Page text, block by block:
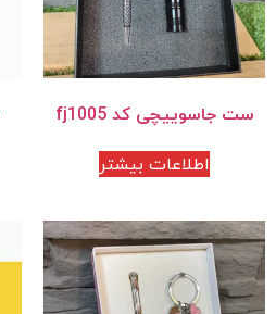
ست جاسوییچی کد fj1005
اطلاعات بیشتر